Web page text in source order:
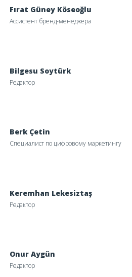
Fırat Güney Köseoğlu
Ассистент бренд-менеджера
Bilgesu Soytürk
Редактор
Berk Çetin
Специалист по цифровому маркетингу
Keremhan Lekesiztaş
Редактор
Onur Aygün
Редактор
для жителей-иностранцев